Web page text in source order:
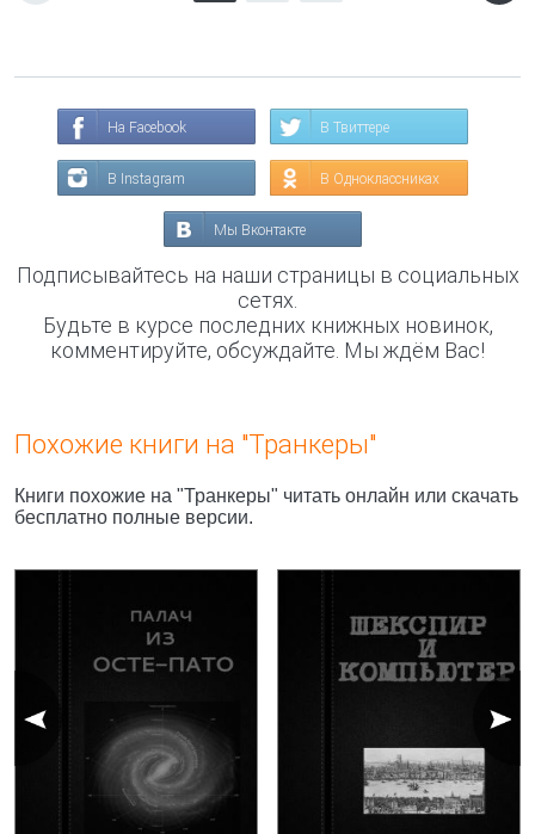
На Facebook В Твиттере
В Instagram В Одноклассниках
Мы Вконтакте
Подписывайтесь на наши страницы в социальных
сетях.
Будьте в курсе последних книжных новинок,
комментируйте, обсуждайте. Мы ждём Вас!
Похожие книги на "Транкеры"
Книги похожие на "Транкеры" читать онлайн или скачать
бесплатно полные версии.